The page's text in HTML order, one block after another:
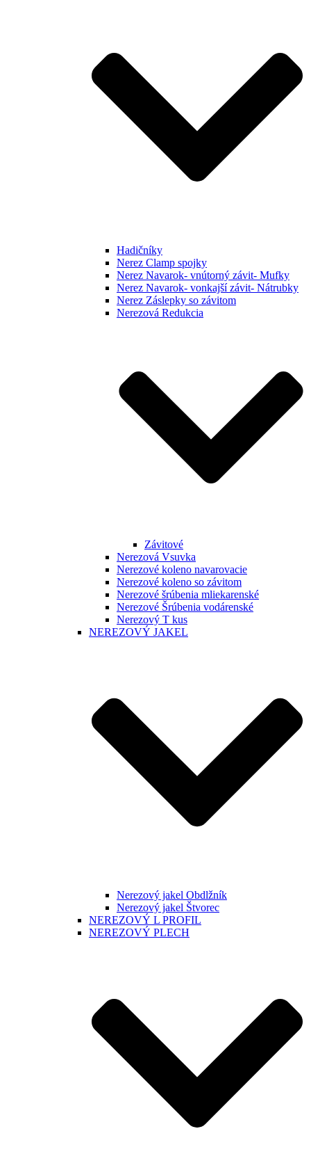
Hadičníky
Nerez Clamp spojky
Nerez Navarok- vnútorný závit- Mufky
Nerez Navarok- vonkajší závit- Nátrubky
Nerez Záslepky so závitom
Nerezová Redukcia
Závitové
Nerezová Vsuvka
Nerezové koleno navarovacie
Nerezové koleno so závitom
Nerezové šrúbenia mliekarenské
Nerezové Šrúbenia vodárenské
Nerezový T kus
NEREZOVÝ JAKEL
Nerezový jakel Obdlžník
Nerezový jakel Štvorec
NEREZOVÝ L PROFIL
NEREZOVÝ PLECH